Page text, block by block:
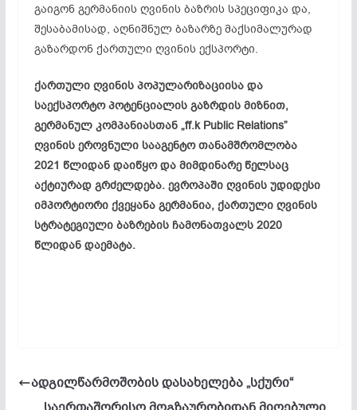
გაიგონ გერმანიის ღვინის ბაზრის სპეციფიკა და,
შესაბამისად, აღნიშნულ ბაზარზე მაქსიმალურად
გაზარდონ ქართული ღვინის ექსპორტი.
ქართული ღვინის პოპულარიზაციისა და
საექსპორტო პოტენციალის გაზრდის მიზნით,
გერმანულ კომპანიასთან „ff.k Public Relations”
ღვინის ეროვნული სააგენტო თანამშრომლობა
2021 წლიდან დაიწყო და მიმდინარე წელსაც
აქტიურად გრძელდება. ევროპაში ღვინის უდიდესი
იმპორტიორი ქვეყანა გერმანია, ქართული ღვინის
სტრატეგიული ბაზრების ჩამონათვალს 2020
წლიდან დაემატა.
ადგილწარმოშობის დასახელება „სქური“